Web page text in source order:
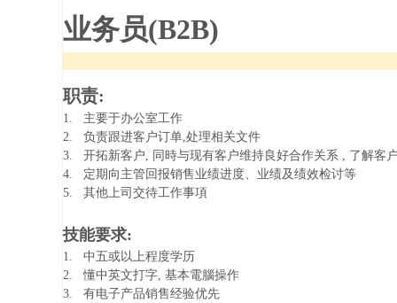
业务员(B2B)
职责:
1. 主要于办公室工作
2. 负责跟进客户订单,处理相关文件
3. 开拓新客户, 同時与现有客户维持良好合作关系 , 了解客
4. 定期向主管回报销售业绩进度、业绩及绩效检讨等
5. 其他上司交待工作事項
技能要求:
1. 中五或以上程度学历
2. 懂中英文打字, 基本電腦操作
3. 有电子产品销售经验优先